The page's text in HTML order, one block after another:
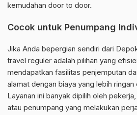
kemudahan door to door.
Cocok untuk Penumpang
Jika Anda bepergian sendiri dari
travel reguler adalah pilihan yang
mendapatkan fasilitas penjemputan
alamat dengan biaya yang lebih
Layanan ini banyak dipilih oleh
atau penumpang yang melakukan